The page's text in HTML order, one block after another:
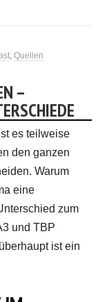
,Quellen
–
es teilweise
den ganzen
Warum
eine
zum
und TBP
ist ein